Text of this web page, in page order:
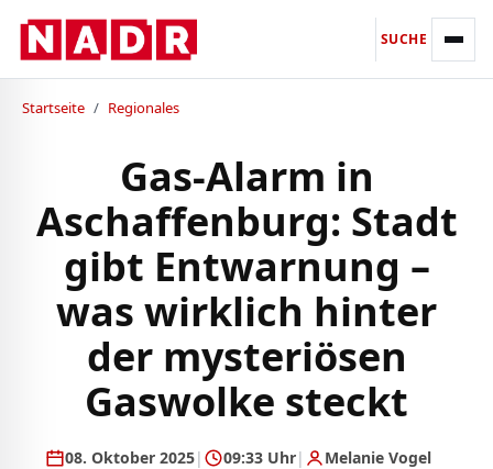
SUCHE
Startseite / Regionales
Gas-Alarm in
Aschaffenburg: Stadt
gibt Entwarnung –
was wirklich hinter
der mysteriösen
Gaswolke steckt
08. Oktober 2025| 09:33 Uhr| Melanie Vogel